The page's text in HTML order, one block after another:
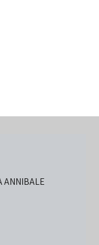
ANNIBALE